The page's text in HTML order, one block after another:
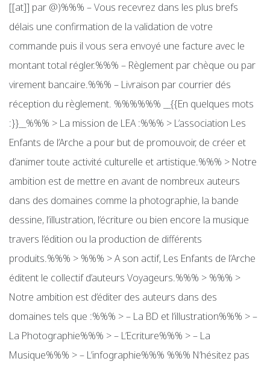
[[at]] par @)%%% – Vous recevrez dans les plus brefs
délais une confirmation de la validation de votre
commande puis il vous sera envoyé une facture avec le
montant total régler.%%% – Règlement par chèque ou par
virement bancaire.%%% – Livraison par courrier dés
réception du règlement. %%%%%% __{{En quelques mots
:}}__%%% > La mission de LEA :%%% > L’association Les
Enfants de l’Arche a pour but de promouvoir, de créer et
d’animer toute activité culturelle et artistique.%%% > Notre
ambition est de mettre en avant de nombreux auteurs
dans des domaines comme la photographie, la bande
dessine, l’illustration, l’écriture ou bien encore la musique
travers l’édition ou la production de différents
produits.%%% > %%% > A son actif, Les Enfants de l’Arche
éditent le collectif d’auteurs Voyageurs.%%% > %%% >
Notre ambition est d’éditer des auteurs dans des
domaines tels que :%%% > – La BD et l’illustration%%% > –
La Photographie%%% > – L’Ecriture%%% > – La
Musique%%% > – L’infographie%%% %%% N’hésitez pas